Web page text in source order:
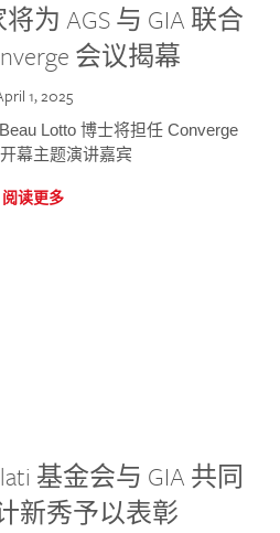
为 AGS 与 GIA 联合
会议揭幕
1, 2025
Lotto 博士将担任 Converge
幕主题演讲嘉宾
阅读更多
基金会与 GIA 共同
新秀予以表彰